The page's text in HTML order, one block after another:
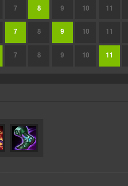
7 8 9 10 11
7 8 9 10 11
7 8 9 10 11